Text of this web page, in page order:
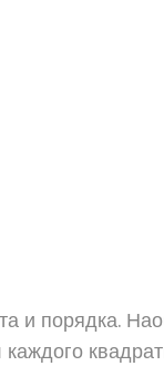
и порядка.